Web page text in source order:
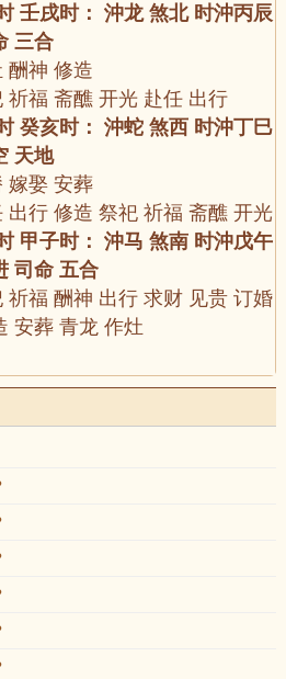
壬戌时： 沖龙 煞北 时沖丙辰
三合
酬神 修造
祈福 斋醮 开光 赴任 出行
癸亥时： 沖蛇 煞西 时沖丁巳
天地
嫁娶 安葬
出行 修造 祭祀 祈福 斋醮 开光
甲子时： 沖马 煞南 时沖戊午
司命 五合
祈福 酬神 出行 求财 见贵 订婚
安葬 青龙 作灶